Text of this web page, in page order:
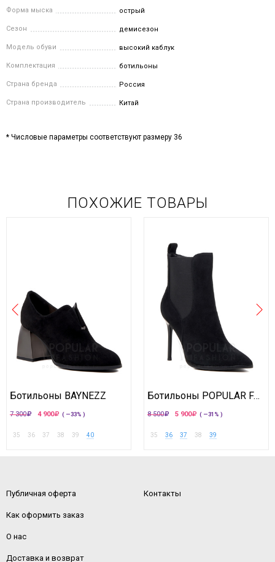
Форма мыска острый
Сезон демисезон
Модель обуви высокий каблук
Комплектация ботильоны
Страна бренда Россия
Страна производитель Китай
* Числовые параметры соответствуют размеру 36
ПОХОЖИЕ ТОВАРЫ
Ботильоны BAYNEZZ
7 300 4 900 ( —33% )
35 36 37 38 39 40
Ботильоны POPULAR FASHION
8 500 5 900 ( —31% )
35 36 37 38 39
Публичная оферта
Как оформить заказ
О нас
Доставка и возврат
Контакты